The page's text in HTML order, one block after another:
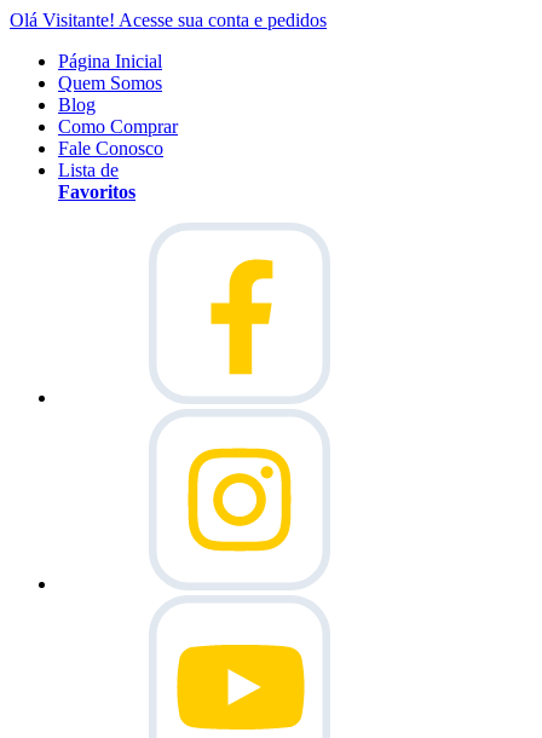
Olá Visitante! Acesse sua conta e pedidos
Página Inicial
Quem Somos
Blog
Como Comprar
Fale Conosco
Lista de
Favoritos